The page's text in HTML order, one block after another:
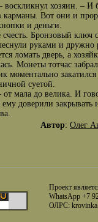
воскликнул хозяин. –
карманы. Вот они и
и деньги.
Бронзовый
руками и дружно
ломать дверь, а
Монеты тотчас
моментально
суетой.
мала до велика. И
доверили
Автор: Олег
Проект
WhatsApp +7
ОЛРС: